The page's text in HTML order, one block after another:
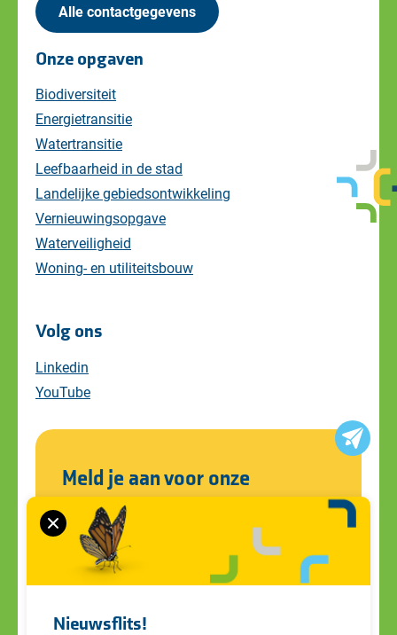
Nieuwsflits!
Alle contactgegevens
Onze opgaven
Biodiversiteit
Energietransitie
Watertransitie
Leefbaarheid in de stad
Landelijke gebiedsontwikkeling
Vernieuwingsopgave
Waterveiligheid
Woning- en utiliteitsbouw
Volg ons
Linkedin
YouTube
Meld je aan voor onze
nieuwsbrief
Blijf op de hoogte van alle ontwikkelingen
en ons laatste nieuws. Schrijf je in voor de